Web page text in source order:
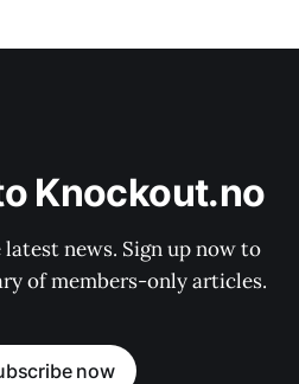
Knockout.no
news. Sign up now to
of members-only articles.
now